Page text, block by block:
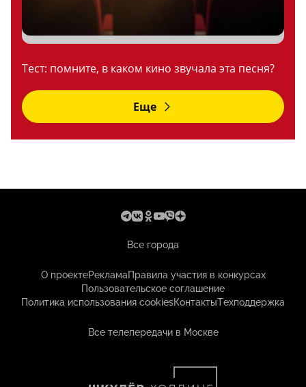
Тест: помните, в каком кино звучала эта песня?
Еще
Все города
О проектеРекламаПравила участия в конкурсах
Пользовательское соглашение
Политика использования cookiesКонтактыТехподдержка
Все телепередачи в Москве